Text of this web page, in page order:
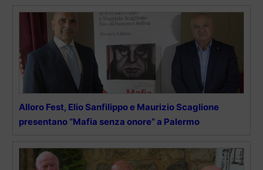
Alloro Fest, Elio Sanfilippo e Maurizio Scaglione
presentano “Mafia senza onore” a Palermo